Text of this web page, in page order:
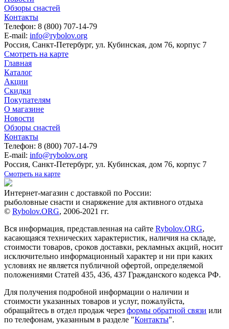
Обзоры снастей
Контакты
Телефон: 8 (800) 707-14-79
E-mail: info@rybolov.org
Россия, Санкт-Петербург, ул. Кубинская, дом 76, корпус 7
Смотреть на карте
Главная
Каталог
Акции
Скидки
Покупателям
О магазине
Новости
Обзоры снастей
Контакты
Телефон: 8 (800) 707-14-79
E-mail: info@rybolov.org
Россия, Санкт-Петербург, ул. Кубинская, дом 76, корпус 7
Смотреть на карте
Интернет-магазин с доставкой по России:
рыболовные снасти и снаряжение для активного отдыха
© Rybolov.ORG, 2006-2021 гг.
Вся информация, представленная на сайте Rybolov.ORG,
касающаяся технических характеристик, наличия на складе,
стоимости товаров, сроков доставки, рекламных акций, носит
исключительно информационный характер и ни при каких
условиях не является публичной офертой, определяемой
положениями Статей 435, 436, 437 Гражданского кодекса РФ.
Для получения подробной информации о наличии и
стоимости указанных товаров и услуг, пожалуйста,
обращайтесь в отдел продаж через формы обратной связи или
по телефонам, указанным в разделе "Контакты".